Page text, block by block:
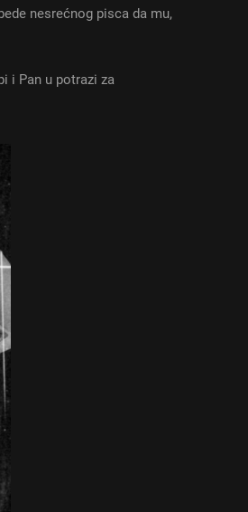
nesrećnog pisca da mu,
i Pan u potrazi za